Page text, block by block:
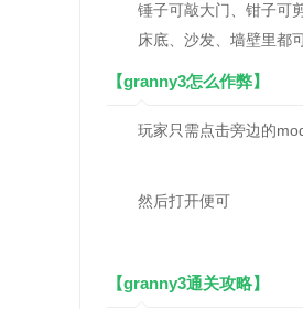
锤子可敲大门、钳子可剪
床底、沙发、墙壁里都可
【granny3怎么作弊】
玩家只需点击旁边的mod
然后打开便可
【granny3通关攻略】